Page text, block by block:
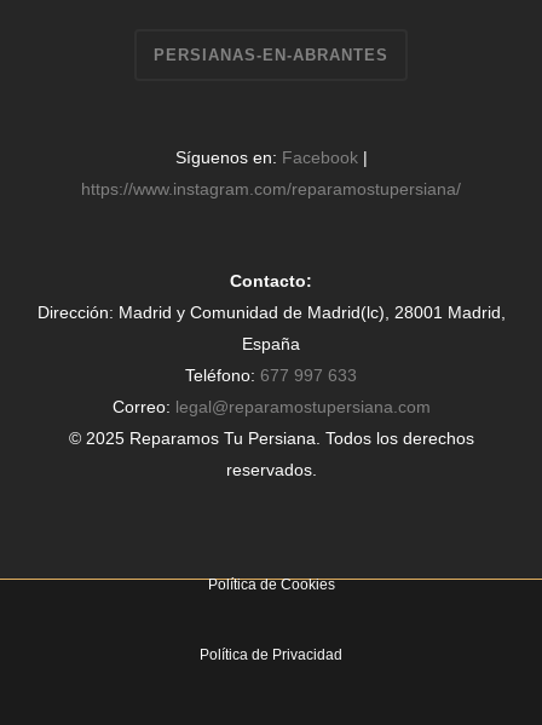
PERSIANAS-EN-ABRANTES
Síguenos en: Facebook|
https://www.instagram.com/reparamostupersiana/
Contacto:
Dirección: Madrid y Comunidad de Madrid(lc), 28001 Madrid,
España
Teléfono: 677 997 633
Correo: legal@reparamostupersiana.com
© 2025 Reparamos Tu Persiana. Todos los derechos
reservados.
Política de Cookies
Política de Privacidad